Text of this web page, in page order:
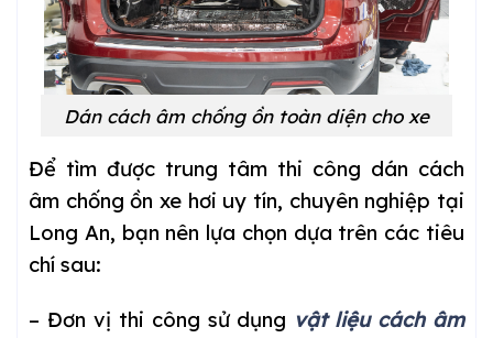
Dán cách âm chống ồn toàn diện cho xe
Để tìm được trung tâm thi công dán cách
âm chống ồn xe hơi uy tín, chuyên nghiệp tại
Long An, bạn nên lựa chọn dựa trên các tiêu
chí sau:
– Đơn vị thi công sử dụng vật liệu cách âm